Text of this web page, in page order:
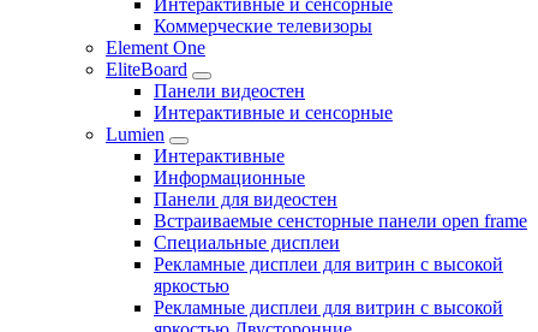
Интерактивные и сенсорные
Коммерческие телевизоры
Element One
EliteBoard
Панели видеостен
Интерактивные и сенсорные
Lumien
Интерактивные
Информационные
Панели для видеостен
Встраиваемые сенсторные панели open frame
Специальные дисплеи
Рекламные дисплеи для витрин с высокой
яркостью
Рекламные дисплеи для витрин с высокой